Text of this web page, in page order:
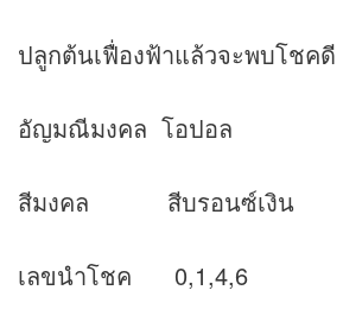
ปลูกต้นเฟื่องฟ้าแล้วจะพบโชคดี
อัญมณีมงคล โอปอล
สีมงคล สีบรอนซ์เงิน
เลขนำโชค 0,1,4,6